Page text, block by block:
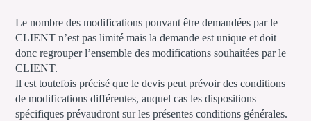
Le nombre des modifications pouvant être demandées par le
CLIENT n’est pas limité mais la demande est unique et doit
donc regrouper l’ensemble des modifications souhaitées par le
CLIENT.
Il est toutefois précisé que le devis peut prévoir des conditions
de modifications différentes, auquel cas les dispositions
spécifiques prévaudront sur les présentes conditions générales.